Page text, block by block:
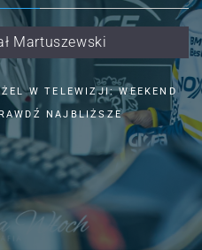
Martuszewski
W TELEWIZJI: WEEKEND
NAJBLIŻSZE